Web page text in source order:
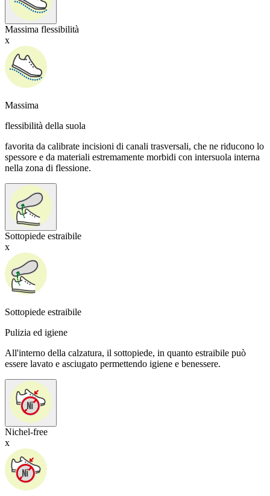
Massima flessibilità
x
Massima
flessibilità della suola
favorita da calibrate incisioni di canali trasversali, che ne riducono lo
spessore e da materiali estremamente morbidi con intersuola interna
nella zona di flessione.
Sottopiede estraibile
x
Sottopiede estraibile
Pulizia ed igiene
All'interno della calzatura, il sottopiede, in quanto estraibile può
essere lavato e asciugato permettendo igiene e benessere.
Nichel-free
x